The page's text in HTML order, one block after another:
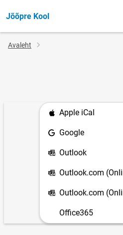
Jõõpre Kool
Jälglink
Avaleht
Apple iCal
Google
Outlook
Outlook.com
Outlook.com
Office365